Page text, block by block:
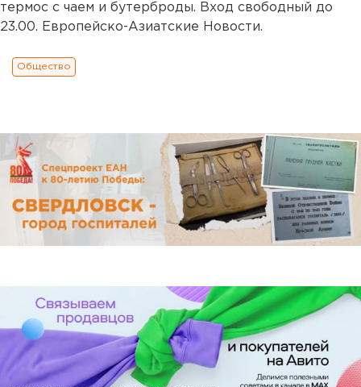
термос с чаем и бутерброды. Вход свободный до
23.00. Европейско-Азиатские Новости.
Общество